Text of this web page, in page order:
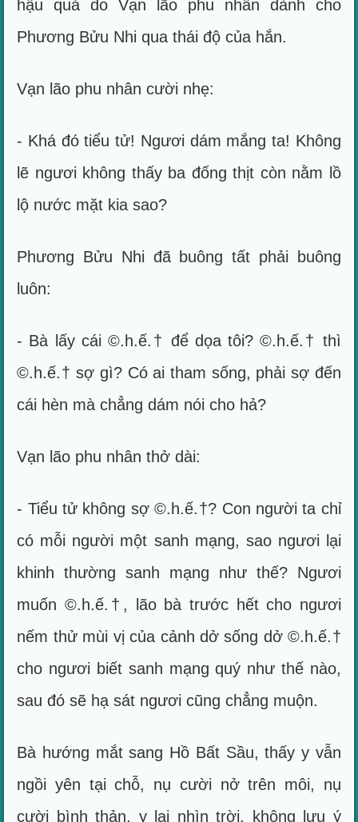
hậu quả do Vạn lão phu nhân dành cho
Phương Bửu Nhi qua thái độ của hắn.
Vạn lão phu nhân cười nhẹ:
- Khá đó tiểu tử! Ngươi dám mắng ta! Không
lẽ ngươi không thấy ba đống thịt còn nằm lồ
lộ nước mặt kia sao?
Phương Bửu Nhi đã buông tất phải buông
luôn:
- Bà lấy cái ©.h.ế.† để dọa tôi? ©.h.ế.† thì
©.h.ế.† sợ gì? Có ai tham sống, phải sợ đến
cái hèn mà chẳng dám nói cho hả?
Vạn lão phu nhân thở dài:
- Tiểu tử không sợ ©.h.ế.†? Con người ta chỉ
có mỗi người một sanh mạng, sao ngươi lại
khinh thường sanh mạng như thế? Ngươi
muốn ©.h.ế.†, lão bà trước hết cho ngươi
nếm thử mùi vị của cảnh dở sống dở ©.h.ế.†
cho ngươi biết sanh mạng quý như thế nào,
sau đó sẽ hạ sát ngươi cũng chẳng muộn.
Bà hướng mắt sang Hồ Bất Sầu, thấy y vẫn
ngồi yên tại chỗ, nụ cười nở trên môi, nụ
cười bình thản, y lại nhìn trời, không lưu ý